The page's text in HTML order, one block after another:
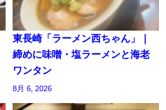
東長崎「ラーメン西ちゃん」｜
締めに味噌・塩ラーメンと海老
ワンタン
8月 6, 2026